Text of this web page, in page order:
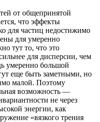
от общепринятой
что эффекты
для частиц недостижимо
для умеренно
тут то, что это
для дисперсии, чем
умеренно большой
еще быть заметными, но
малой. Поэтому
возможность —
не через
энергии, как
«вязкого трения